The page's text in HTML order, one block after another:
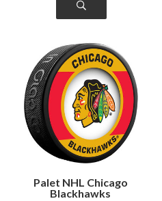
Palet NHL Chicago
Blackhawks